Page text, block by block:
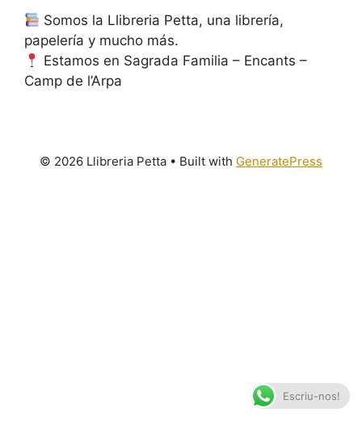
Somos la Llibreria Petta, una librería,
papelería y mucho más.
Estamos en Sagrada Familia – Encants –
Camp de l’Arpa
© 2026 Llibreria Petta • Built with GeneratePress
Escriu-nos!